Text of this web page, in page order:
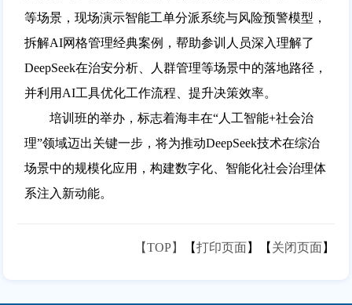
等场景，现场演示智能工单分派系统与风险预警模型，
拆解AI网格管理经典案例，帮助参训人员深入理解了
DeepSeek在治安分析、人群管理等场景中的落地路径，
并利用AI工具优化工作流程、提升决策效率。
培训班的举办，标志着海丰在“人工智能+社会治
理”领域迈出关键一步，将为推动DeepSeek技术在综治
场景中的规模化应用，构建数字化、智能化社会治理体
系注入新动能。
【TOP】 【打印页面】【 关闭页面】